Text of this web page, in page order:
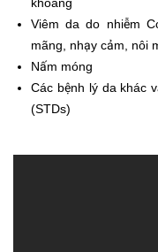
khoang
Viêm da do nhiễm
mãng, nhạy cảm, nôi
Nấm móng
Các bệnh lý da khác
(STDs)